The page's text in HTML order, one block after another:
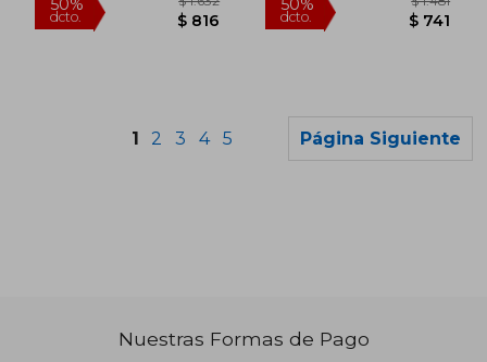
1 2 3 4 5 Página Siguiente
Nuestras Formas de Pago